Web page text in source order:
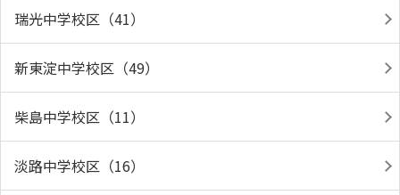
瑞光中学校区（41）
新東淀中学校区（49）
柴島中学校区（11）
淡路中学校区（16）